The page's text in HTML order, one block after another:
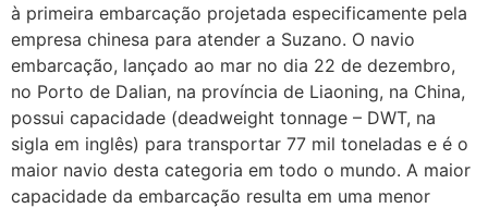
à primeira embarcação projetada especificamente pela
empresa chinesa para atender a Suzano. O navio
embarcação, lançado ao mar no dia 22 de dezembro,
no Porto de Dalian, na província de Liaoning, na China,
possui capacidade (deadweight tonnage – DWT, na
sigla em inglês) para transportar 77 mil toneladas e é o
maior navio desta categoria em todo o mundo. A maior
capacidade da embarcação resulta em uma menor